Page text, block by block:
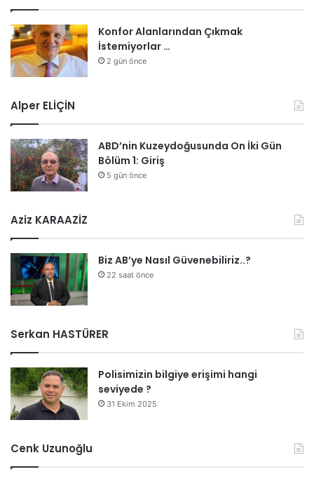
Konfor Alanlarından Çıkmak
İstemiyorlar …
2 gün önce
Alper ELİÇİN
ABD’nin Kuzeydoğusunda On İki Gün
Bölüm 1: Giriş
5 gün önce
Aziz KARAAZİZ
Biz AB’ye Nasıl Güvenebiliriz..?
22 saat önce
Serkan HASTÜRER
Polisimizin bilgiye erişimi hangi
seviyede ?
31 Ekim 2025
Cenk Uzunoğlu